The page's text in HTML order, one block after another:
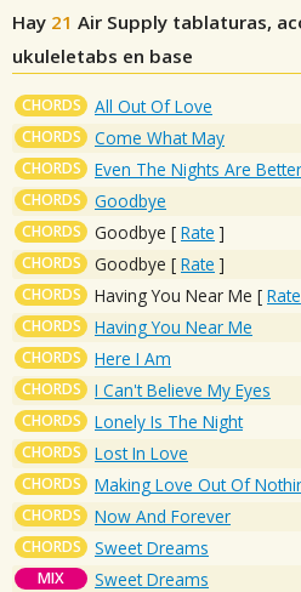
Hay 21 Air Supply tablaturas,
ukuleletabs en base
CHORDS All Out Of Love
CHORDS Come What May
CHORDS Even The Nights Are Better
CHORDS Goodbye
CHORDS Goodbye [ Rate ]
CHORDS Goodbye [ Rate ]
CHORDS Having You Near Me [ Rate
CHORDS Having You Near Me
CHORDS Here I Am
CHORDS I Can't Believe My Eyes
CHORDS Lonely Is The Night
CHORDS Lost In Love
CHORDS Making Love Out Of
CHORDS Now And Forever
CHORDS Sweet Dreams
MIX Sweet Dreams